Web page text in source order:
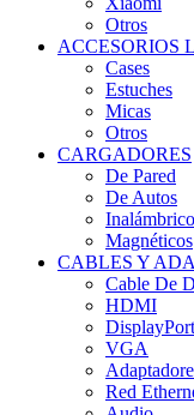
Otros
ACCESORIOS
Cases
Estuches
Micas
Otros
CARGADORES
De Pared
De Autos
Magnéticos
CABLES Y
Cable De
HDMI
DisplayPort
VGA
Red